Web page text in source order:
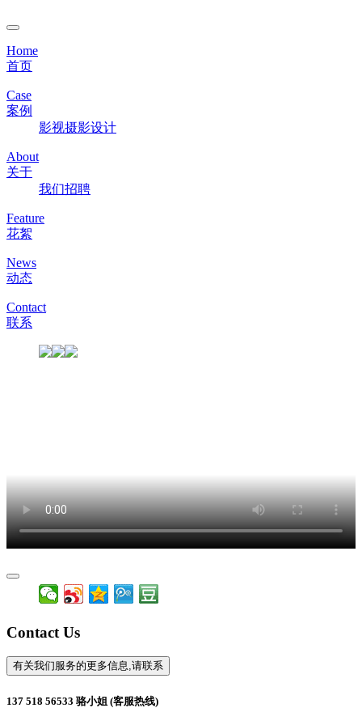
Home
首页
Case
案例
影视摄影设计
About
关于
我们招聘
Feature
花絮
News
动态
Contact
联系
Contact Us
有关我们服务的更多信息,请联系
137 518 56533 骆小姐 (客服热线)